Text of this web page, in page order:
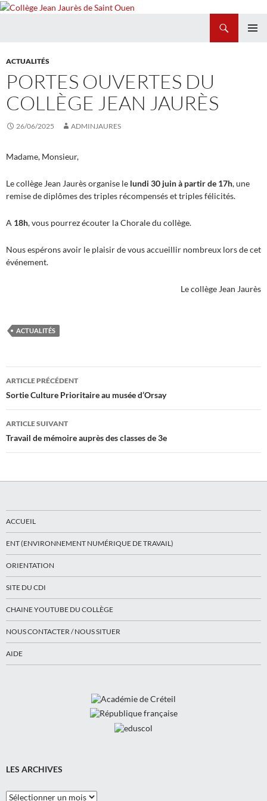
CONTENU
ACTUALITÉS
PORTES OUVERTES DU
COLLÈGE JEAN JAURÈS
26/06/2025 ADMINJAURES
Madame, Monsieur,
Le collège Jean Jaurès organise le lundi 30 juin à partir de 17h, une
remise de diplômes des triples récompensés et triples félicités.
A 18h, vous pourrez écouter la Chorale du collège.
Nous espérons avoir le plaisir de vous accueillir nombreux lors de cet
événement.
Le collège Jean Jaurès
ACTUALITÉS
Navigation
des
articles
ARTICLE PRÉCÉDENT
Sortie Culture Prioritaire au musée d’Orsay
ARTICLE SUIVANT
Travail de mémoire auprès des classes de 3e
ACCUEIL
ENT (ENVIRONNEMENT NUMÉRIQUE DE TRAVAIL)
ORIENTATION
SITE DU CDI
CHAINE YOUTUBE DU COLLÈGE
NOUS CONTACTER / NOUS SITUER
AIDE
LES ARCHIVES
Les